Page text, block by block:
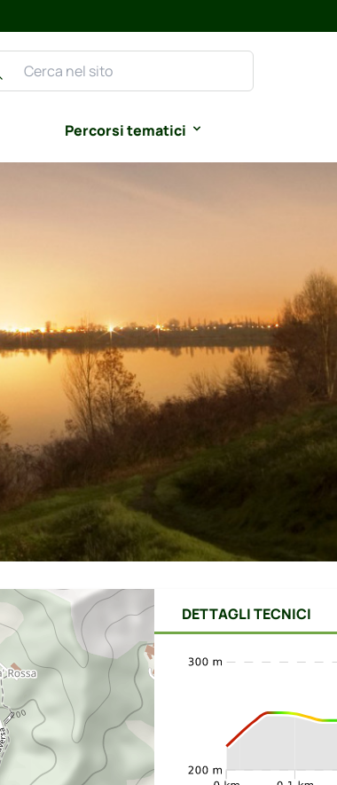
Percorsi tematici
DETTAGLI TECNICI